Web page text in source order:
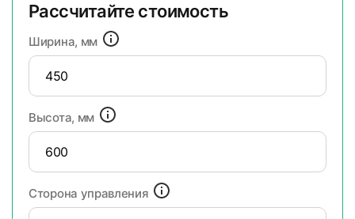
Рассчитайте стоимость
Ширина, мм
Высота, мм
Сторона управления